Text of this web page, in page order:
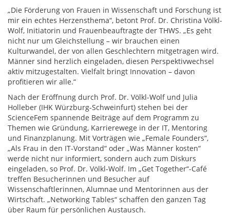
„Die Förderung von Frauen in Wissenschaft und Forschung ist
mir ein echtes Herzensthema“, betont Prof. Dr. Christina Völkl-
Wolf, Initiatorin und Frauenbeauftragte der THWS. „Es geht
nicht nur um Gleichstellung – wir brauchen einen
Kulturwandel, der von allen Geschlechtern mitgetragen wird.
Männer sind herzlich eingeladen, diesen Perspektivwechsel
aktiv mitzugestalten. Vielfalt bringt Innovation – davon
profitieren wir alle.“
Nach der Eröffnung durch Prof. Dr. Völkl-Wolf und Julia
Holleber (IHK Würzburg-Schweinfurt) stehen bei der
ScienceFem spannende Beiträge auf dem Programm zu
Themen wie Gründung, Karrierewege in der IT, Mentoring
und Finanzplanung. Mit Vorträgen wie „Female Founders“,
„Als Frau in den IT-Vorstand“ oder „Was Männer kosten“
werde nicht nur informiert, sondern auch zum Diskurs
eingeladen, so Prof. Dr. Völkl-Wolf. Im „Get Together“-Café
treffen Besucherinnen und Besucher auf
Wissenschaftlerinnen, Alumnae und Mentorinnen aus der
Wirtschaft. „Networking Tables“ schaffen den ganzen Tag
über Raum für persönlichen Austausch.